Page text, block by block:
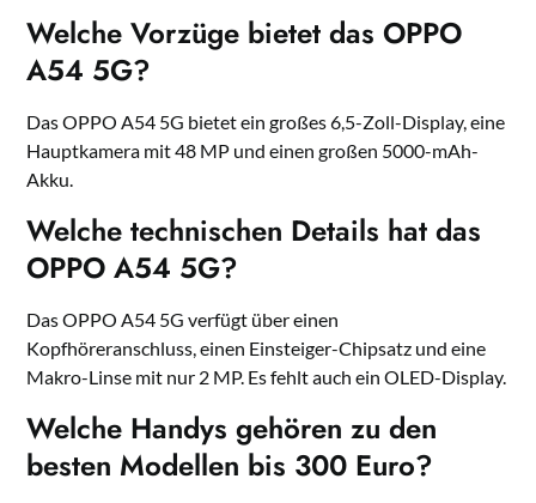
Welche Vorzüge bietet das OPPO
A54 5G?
Das OPPO A54 5G bietet ein großes 6,5-Zoll-Display, eine
Hauptkamera mit 48 MP und einen großen 5000-mAh-
Akku.
Welche technischen Details hat das
OPPO A54 5G?
Das OPPO A54 5G verfügt über einen
Kopfhöreranschluss, einen Einsteiger-Chipsatz und eine
Makro-Linse mit nur 2 MP. Es fehlt auch ein OLED-Display.
Welche Handys gehören zu den
besten Modellen bis 300 Euro?